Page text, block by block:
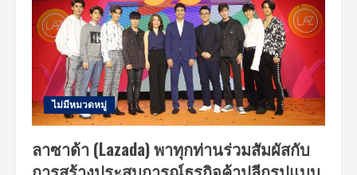
ไม่มีหมวดหมู่
ลาซาด้า (Lazada) พาทุกท่านร่วมสัมผัสกับ